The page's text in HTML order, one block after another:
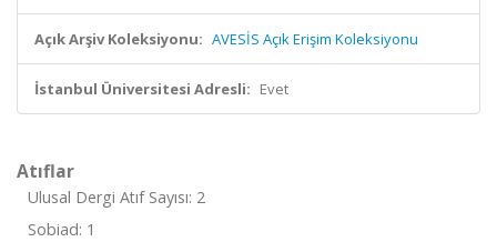
Açık Arşiv Koleksiyonu: AVESİS Açık Erişim Koleksiyonu
İstanbul Üniversitesi Adresli: Evet
Atıflar
Ulusal Dergi Atıf Sayısı: 2
Sobiad: 1